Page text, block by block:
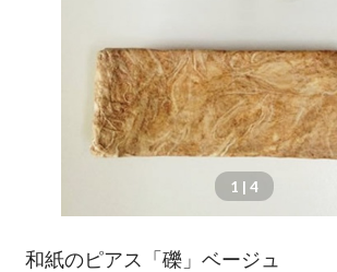
1 | 4
和紙のピアス「礫」ベージュ